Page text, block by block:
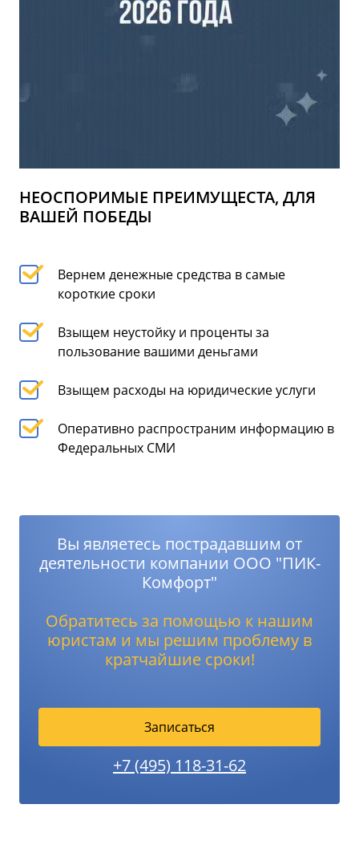
НЕОСПОРИМЫЕ ПРЕИМУЩЕСТА, ДЛЯ
ВАШЕЙ ПОБЕДЫ
Вернем денежные средства в самые
короткие сроки
Взыщем неустойку и проценты за
пользование вашими деньгами
Взыщем расходы на юридические услуги
Оперативно распространим информацию в
Федеральных СМИ
Вы являетесь пострадавшим от
деятельности компании ООО "ПИК-
Комфорт"
Обратитесь за помощью к нашим
юристам и мы решим проблему в
кратчайшие сроки!
Записаться
+7 (495) 118-31-62